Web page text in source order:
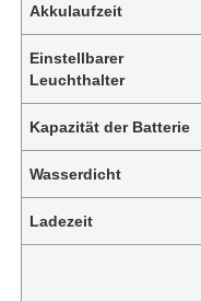
Akkulaufzeit
Einstellbarer
Leuchthalter
Kapazität der Batterie
Wasserdicht
Ladezeit